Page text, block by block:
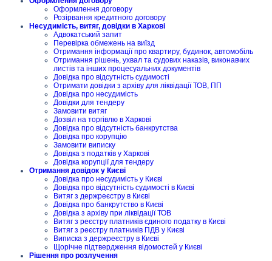
Оформлення договору
Розірвання кредитного договору
Несудимість, витяг, довідки в Харкові
Адвокатський запит
Перевірка обмежень на виїзд
Отримання інформації про квартиру, будинок, автомобіль
Отримання рішень, ухвал та судових наказів, виконавчих
листів та інших процесуальних документів
Довідка про відсутність судимості
Отримати довідки з архіву для ліквідації ТОВ, ПП
Довідка про несудимість
Довідки для тендеру
Замовити витяг
Дозвіл на торгівлю в Харкові
Довідка про відсутність банкрутства
Довідка про корупцію
Замовити виписку
Довідка з податків у Харкові
Довідка корупції для тендеру
Отримання довідок у Києві
Довідка про несудимість у Києві
Довідка про відсутність судимості в Києві
Витяг з держреєстру в Києві
Довідка про банкрутство в Києві
Довідка з архіву при ліквідації ТОВ
Витяг з реєстру платників єдиного податку в Києві
Витяг з реєстру платників ПДВ у Києві
Виписка з держреєстру в Києві
Щорічне підтвердження відомостей у Києві
Рішення про розлучення